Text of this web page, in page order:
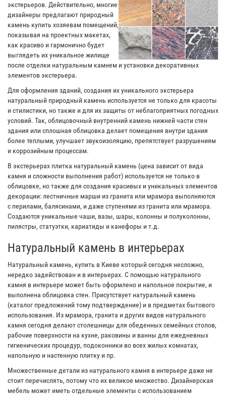
экстерьеров. Действительно, многие
дизайнеры предлагают природный
камень купить хозяевам помещений,
показывая на проектных макетах,
как красиво и гармонично будет
выглядеть их уникальное жилище
после отделки натуральным камнем и установки декоративных
элементов экстерьера.
Для оформления зданий, создания их уникального экстерьера
натуральный природный камень используется не только для красоты
и стилистики, но также и для их защиты от неблагоприятных погодных
условий. Так, облицовочный внутренний камень нижней части стен
здания или сплошная облицовка делает помещения внутри здания
более теплыми, улучшает звукоизоляцию, препятствует разрушениям
и коррозийным процессам.
В экстерьерах плитка натуральный камень (цена зависит от вида
камня и сложности выполнения работ) используется не только в
облицовке, но также для создания красивых и уникальных элементов
декорации: лестничные марши из гранита или мрамора выполняются
с перилами, балясинами, и даже ступенями из гранита или мрамора.
Создаются уникальные чаши, вазы, шары, колонны и полуколонны,
пилястры, статуэтки, кариатиды и канефоры и т.д.
Натуральный камень в интерьерах
Натуральный камень, купить в Киеве который сегодня несложно,
нередко задействован и в интерьерах. С помощью натурального
камня в интерьере может быть оформлено и напольное покрытие, и
выполнена облицовка стен. Присутствует натуральный камень
(каталог предложений тому подтверждение) и в предметах бытового
использования. Из мрамора, гранита и других видов натурального
камня сегодня делают столешницы для обеденных семейных столов,
рабочие поверхности на кухне, раковины и ванны для ежедневных
гигиенических процедур, подоконники во всех жилых комнатах,
напольную и настенную плитку и пр.
Множественные детали из натурального камня в интерьере даже не
стоит перечислять, потому что их великое множество. Дизайнерская
мебель может иметь отдельные элементы с использованием